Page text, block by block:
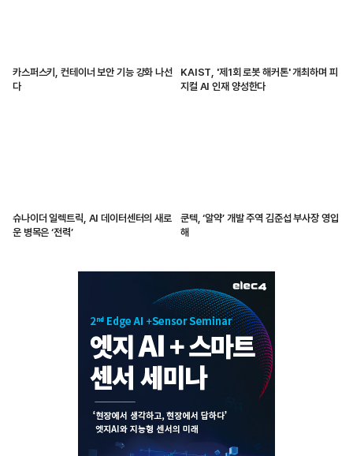
카스퍼스키, 컨테이너 보안 기능 강화 나선
다
KAIST, '제1회 로봇 해커톤' 개최하며 피
지컬 AI 인재 양성한다
슈나이더 일렉트릭, AI 데이터센터의 새로
운 병목은 ‘전력’
쿤텍, ‘알약’ 개발 주역 김준섭 부사장 영입
해